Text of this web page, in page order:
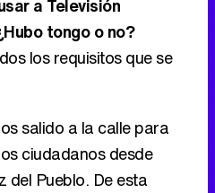
a Televisión
tongo o no?
los requisitos que se
salido a la calle para
ciudadanos desde
del Pueblo. De esta